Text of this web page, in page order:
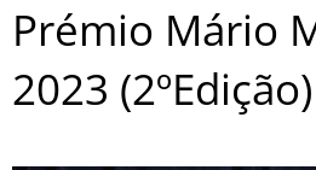
Prémio Mário
2023 (2ºEdição)